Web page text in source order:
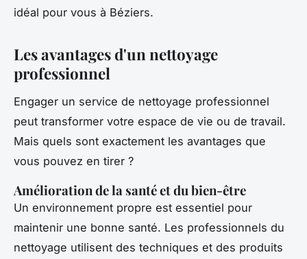
idéal pour vous à Béziers.
Les avantages d'un nettoyage
professionnel
Engager un service de nettoyage professionnel
peut transformer votre espace de vie ou de travail.
Mais quels sont exactement les avantages que
vous pouvez en tirer ?
Amélioration de la santé et du bien-être
Un environnement propre est essentiel pour
maintenir une bonne santé. Les professionnels du
nettoyage utilisent des techniques et des produits